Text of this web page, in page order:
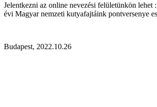
Jelentkezni az online nevezési felületünkön
évi Magyar nemzeti kutyafajtáink pontversenye
Budapest, 2022.10.26